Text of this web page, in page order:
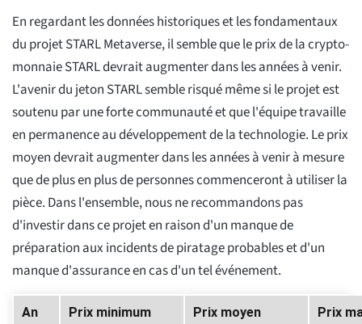
En regardant les données historiques et les fondamentaux
du projet STARL Metaverse, il semble que le prix de la crypto-
monnaie STARL devrait augmenter dans les années à venir.
L'avenir du jeton STARL semble risqué même si le projet est
soutenu par une forte communauté et que l'équipe travaille
en permanence au développement de la technologie. Le prix
moyen devrait augmenter dans les années à venir à mesure
que de plus en plus de personnes commenceront à utiliser la
pièce. Dans l'ensemble, nous ne recommandons pas
d'investir dans ce projet en raison d'un manque de
préparation aux incidents de piratage probables et d'un
manque d'assurance en cas d'un tel événement.
An Prix minimum Prix moyen Prix